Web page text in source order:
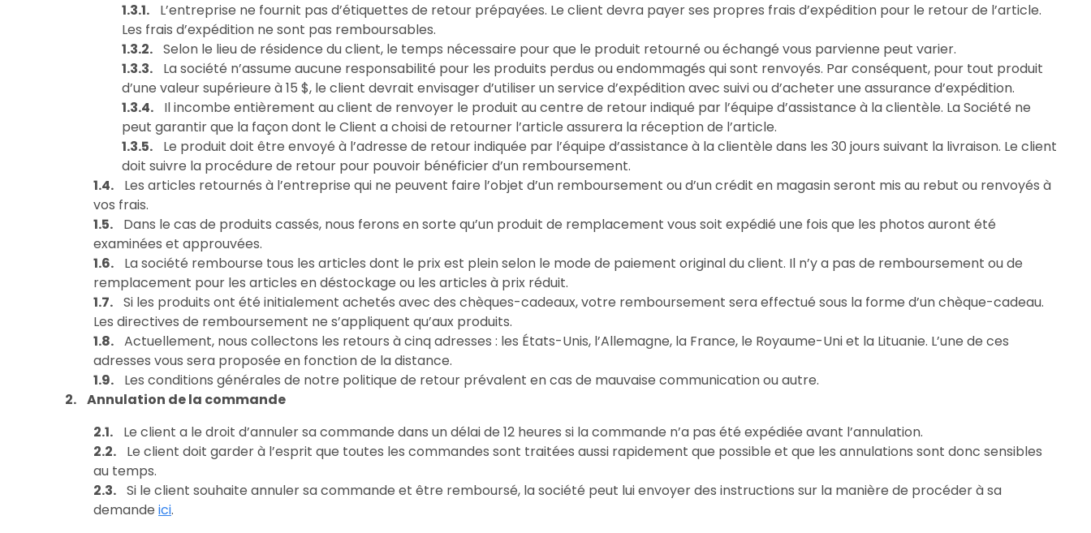
L’entreprise ne fournit pas d’étiquettes de retour prépayées. Le client devra payer ses propres frais d’expédition pour le retour de l’article.
Les frais d’expédition ne sont pas remboursables.
Selon le lieu de résidence du client, le temps nécessaire pour que le produit retourné ou échangé vous parvienne peut varier.
La société n’assume aucune responsabilité pour les produits perdus ou endommagés qui sont renvoyés. Par conséquent, pour tout produit
d’une valeur supérieure à 15 $, le client devrait envisager d’utiliser un service d’expédition avec suivi ou d’acheter une assurance d’expédition.
Il incombe entièrement au client de renvoyer le produit au centre de retour indiqué par l’équipe d’assistance à la clientèle. La Société ne
peut garantir que la façon dont le Client a choisi de retourner l’article assurera la réception de l’article.
Le produit doit être envoyé à l’adresse de retour indiquée par l’équipe d’assistance à la clientèle dans les 30 jours suivant la livraison. Le client
doit suivre la procédure de retour pour pouvoir bénéficier d’un remboursement.
Les articles retournés à l’entreprise qui ne peuvent faire l’objet d’un remboursement ou d’un crédit en magasin seront mis au rebut ou renvoyés à
vos frais.
Dans le cas de produits cassés, nous ferons en sorte qu’un produit de remplacement vous soit expédié une fois que les photos auront été
examinées et approuvées.
La société rembourse tous les articles dont le prix est plein selon le mode de paiement original du client. Il n’y a pas de remboursement ou de
remplacement pour les articles en déstockage ou les articles à prix réduit.
Si les produits ont été initialement achetés avec des chèques-cadeaux, votre remboursement sera effectué sous la forme d’un chèque-cadeau.
Les directives de remboursement ne s’appliquent qu’aux produits.
Actuellement, nous collectons les retours à cinq adresses : les États-Unis, l’Allemagne, la France, le Royaume-Uni et la Lituanie. L’une de ces
adresses vous sera proposée en fonction de la distance.
Les conditions générales de notre politique de retour prévalent en cas de mauvaise communication ou autre.
Annulation de la commande
Le client a le droit d’annuler sa commande dans un délai de 12 heures si la commande n’a pas été expédiée avant l’annulation.
Le client doit garder à l’esprit que toutes les commandes sont traitées aussi rapidement que possible et que les annulations sont donc sensibles
au temps.
Si le client souhaite annuler sa commande et être remboursé, la société peut lui envoyer des instructions sur la manière de procéder à sa
demande ici.